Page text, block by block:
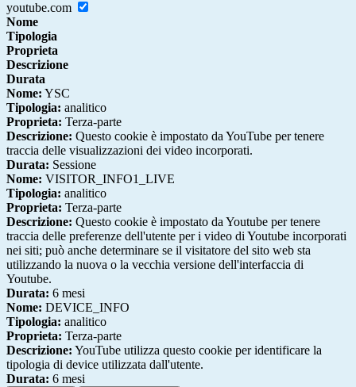
youtube.com
Nome
Tipologia
Proprieta
Descrizione
Durata
Nome: YSC
Tipologia: analitico
Proprieta: Terza-parte
Descrizione: Questo cookie è impostato da YouTube per tenere
traccia delle visualizzazioni dei video incorporati.
Durata: Sessione
Nome: VISITOR_INFO1_LIVE
Tipologia: analitico
Proprieta: Terza-parte
Descrizione: Questo cookie è impostato da Youtube per tenere
traccia delle preferenze dell'utente per i video di Youtube incorporati
nei siti; può anche determinare se il visitatore del sito web sta
utilizzando la nuova o la vecchia versione dell'interfaccia di
Youtube.
Durata: 6 mesi
Nome: DEVICE_INFO
Tipologia: analitico
Proprieta: Terza-parte
Descrizione: YouTube utilizza questo cookie per identificare la
tipologia di device utilizzata dall'utente.
Durata: 6 mesi